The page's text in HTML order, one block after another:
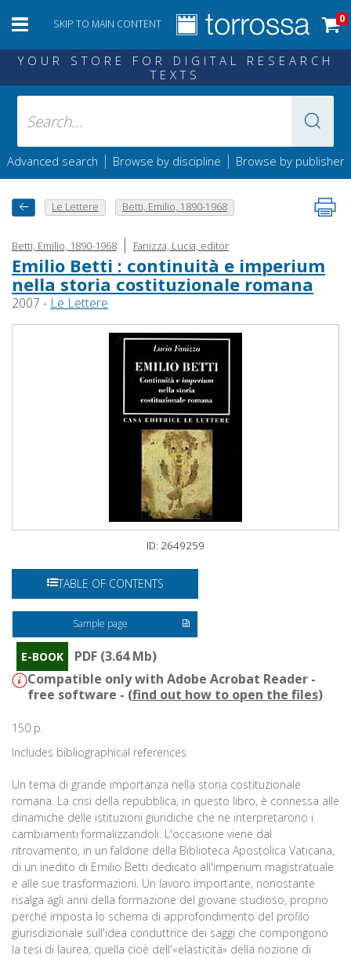
SKIP TO MAIN CONTENT 0
YOUR STORE FOR DIGITAL RESEARCH
TEXTS
Advanced search | Browse by discipline | Browse by publisher
Le Lettere Betti, Emilio, 1890-1968
Betti, Emilio, 1890-1968 | Fanizza, Lucia, editor
Emilio Betti : continuità e imperium
nella storia costituzionale romana
2007 - Le Lettere
ID: 2649259
TABLE OF CONTENTS
Sample page
E-BOOK
PDF (3.64 Mb)
Compatible only with Adobe Acrobat Reader -
free software - (find out how to open the files)
150 p.
Includes bibliographical references.
Un tema di grande importanza nella storia costituzionale
romana. La crisi della repubblica, in questo libro, è connessa alle
dinamiche delle istituzioni giuridiche che ne interpretarono i
cambiamenti formalizzandoli. L'occasione viene dal
ritrovamento, in un faldone della Biblioteca Apostolica Vaticana,
di un inedito di Emilio Betti dedicato all'imperium magistratuale
e alle sue trasformazioni. Un lavoro importante, nonostante
risalga agli anni della formazione del giovane studioso, proprio
perché imposta lo schema di approfondimento del profilo
giurisdizionale sull'idea conduttrice dei saggi che compongono
la tesi di laurea; quella cioè dell'«elasticità» della nozione di